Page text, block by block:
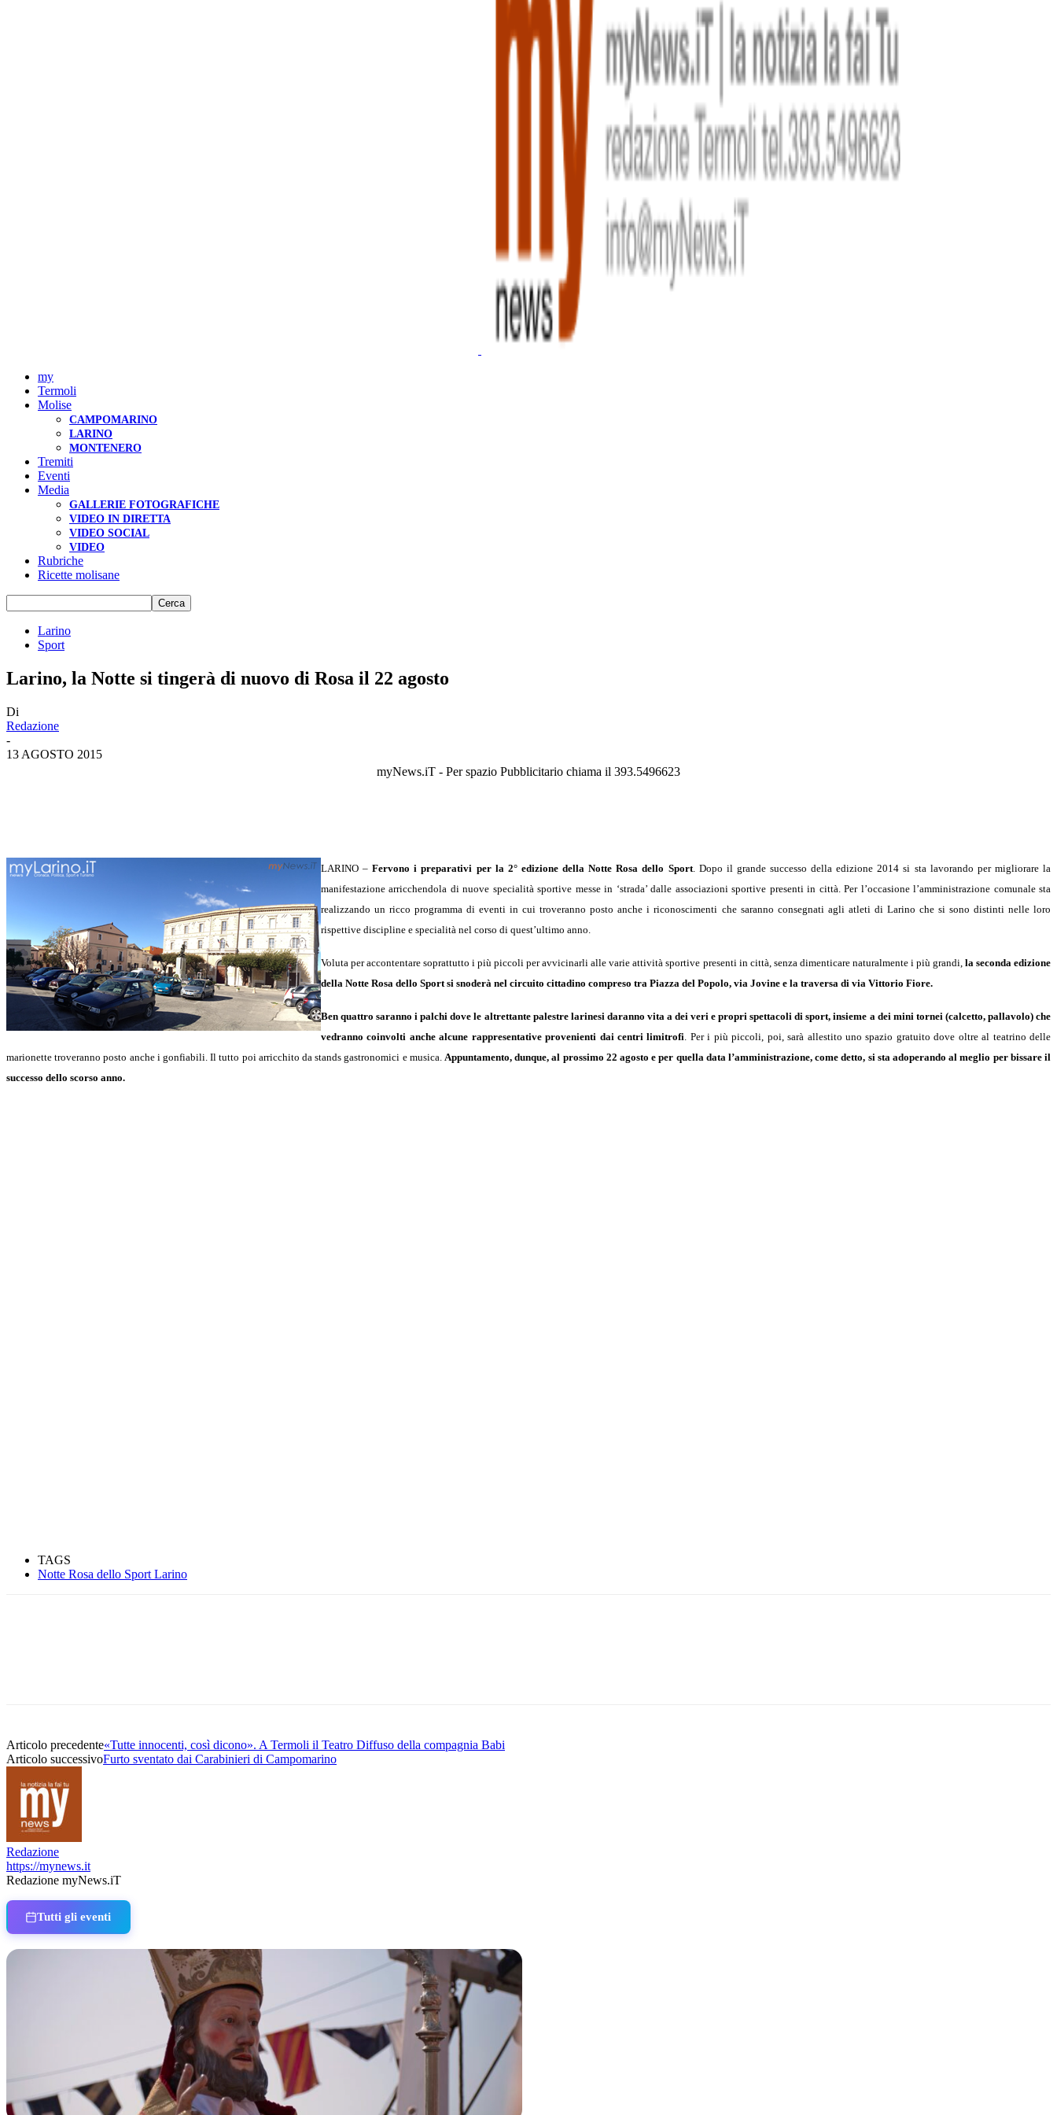
my
Termoli
Molise
CAMPOMARINO
LARINO
MONTENERO
Tremiti
Eventi
Media
GALLERIE FOTOGRAFICHE
VIDEO IN DIRETTA
VIDEO SOCIAL
VIDEO
Rubriche
Ricette molisane
Larino
Sport
Larino, la Notte si tingerà di nuovo di Rosa il 22 agosto
Di
Redazione
-
13 AGOSTO 2015
myNews.iT - Per spazio Pubblicitario chiama il 393.5496623
LARINO –Fervono i preparativi per la 2° edizione della Notte Rosa dello Sport. Dopo il grande successo della edizione 2014 si sta lavorando per migliorare la
manifestazione arricchendola di nuove specialità sportive messe in ‘strada’ dalle associazioni sportive presenti in città. Per l’occasione l’amministrazione comunale sta
realizzando un ricco programma di eventi in cui troveranno posto anche i riconoscimenti che saranno consegnati agli atleti di Larino che si sono distinti nelle loro
rispettive discipline e specialità nel corso di quest’ultimo anno.
Voluta per accontentare soprattutto i più piccoli per avvicinarli alle varie attività sportive presenti in città, senza dimenticare naturalmente i più grandi, la seconda edizione
della Notte Rosa dello Sport si snoderà nel circuito cittadino compreso tra Piazza del Popolo, via Jovine e la traversa di via Vittorio Fiore.
Ben quattro saranno i palchi dove le altrettante palestre larinesi daranno vita a dei veri e propri spettacoli di sport, insieme a dei mini tornei (calcetto, pallavolo) che
vedranno coinvolti anche alcune rappresentative provenienti dai centri limitrofi . Per i più piccoli, poi, sarà allestito uno spazio gratuito dove oltre al teatrino delle
marionette troveranno posto anche i gonfiabili. Il tutto poi arricchito da stands gastronomici e musica. Appuntamento, dunque, al prossimo 22 agosto e per quella data l’amministrazione, come detto, si sta adoperando al meglio per bissare il
successo dello scorso anno.
TAGS
Notte Rosa dello Sport Larino
Articolo precedente«Tutte innocenti, così dicono». A Termoli il Teatro Diffuso della compagnia Babi
Articolo successivoFurto sventato dai Carabinieri di Campomarino
Redazione
https://mynews.it
Redazione myNews.iT
Tutti gli eventi